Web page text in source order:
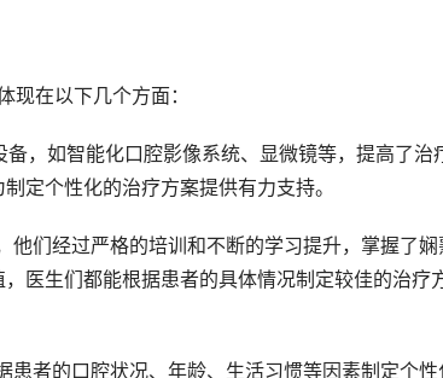
现在以下几个方面：
定个性化的治疗方案提供有力支持。
医生们都能根据患者的具体情况制定较佳的治疗